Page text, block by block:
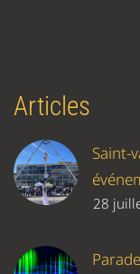
Articles
Saint-
28